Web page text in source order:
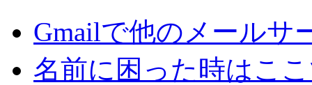
Gmailで他のメールサ
名前に困った時はここ